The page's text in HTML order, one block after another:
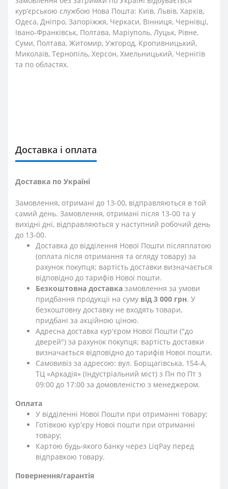
кур’єрською службою Нова Пошта: Київ, Львів, Харків,
Одеса, Дніпро, Запоріжжя, Черкаси, Вінниця, Чернівці,
Івано-Франківськ, Полтава, Маріуполь, Луцьк, Рівне,
Суми, Полтава, Житомир, Ужгород, Кропивницький,
Миколаїв, Тернопіль, Херсон, Хмельницький, Чернігів
та по областях.
Доставка і оплата
Доставка по Україні
Замовлення, отримані до 13-00, відправляються в той
самий день. Замовлення, отримані після 13-00 та у
вихідні дні, відправляються у наступний робочий день
до 13-00.
Доставка до відділення Нової Пошти післяплатою
(оплата після отримання та огляду товару) за
рахунок покупця; вартість доставки визначається
відповідно до тарифів Нової пошти.
Безкоштовна доставка замовлення за умови
придбання продукції на суму від 3 000 грн. У
безкоштовну доставку не входять товари,
придбані за акційною ціною.
Адресна доставка кур'єром Нової Пошти ("до
дверей") за рахунок покупця; вартість доставки
визначається відповідно до тарифів Нової пошти.
Самовивіз за адресою: вул. Борщагівська, 154-А,
ТЦ «Аркадія» (Індустріальний міст) з Пн по Пт з
09:00 до 17:00 за домовленістю з менеджером.
Оплата
У відділенні Нової Пошти при отриманні товару;
Готівкою кур'єру Нової пошти при отриманні
товару;
Картою будь-якого банку через LiqPay перед
відправкою товару.
Повернення/гарантія